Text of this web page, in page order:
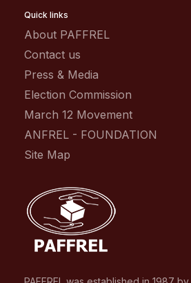
Quick links
About PAFFREL
Contact us
Press & Media
Election Commission
March 12 Movement
ANFREL - FOUNDATION
Site Map